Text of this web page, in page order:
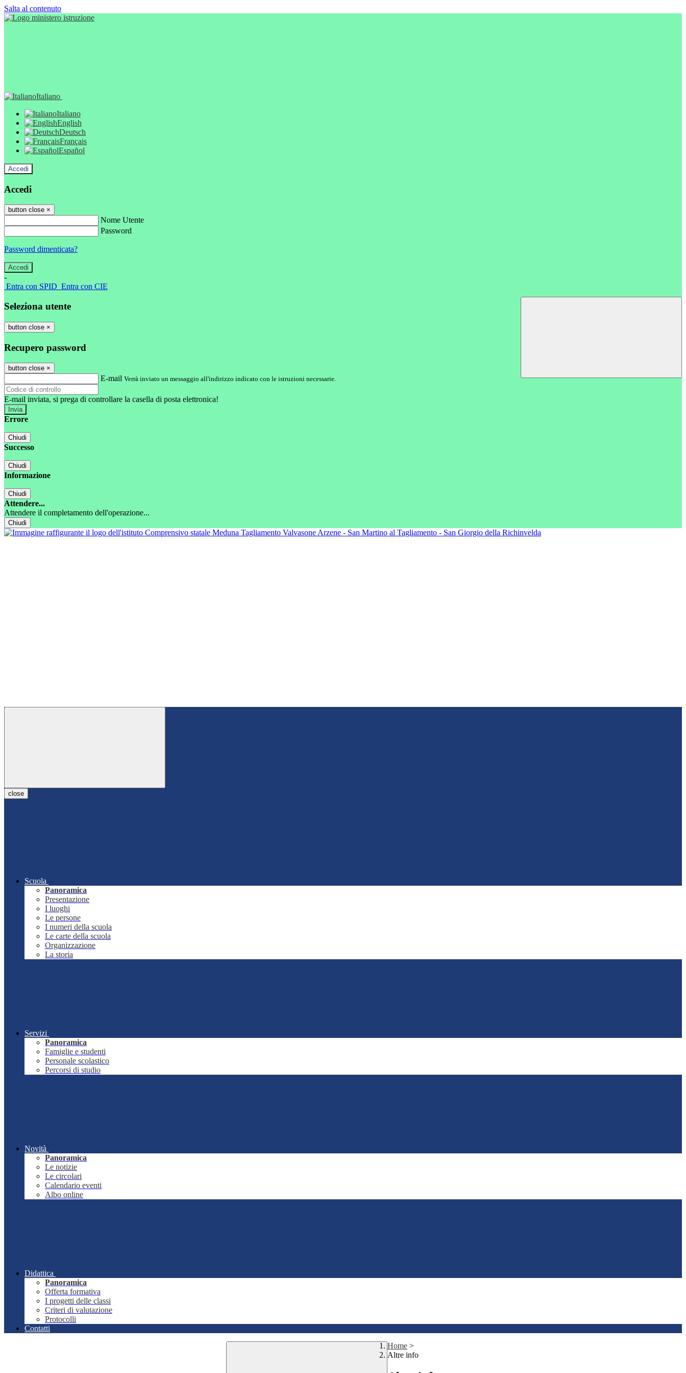
Salta al contenuto
Italiano
Italiano
English
Deutsch
Français
Español
Accedi
Accedi
button close ×
Nome Utente
Password
Password dimenticata?
-
Entra con SPID Entra con CIE
Seleziona utente
button close ×
Recupero password
button close ×
E-mail Verrà inviato un messaggio all'indirizzo indicato con le istruzioni necessarie.
E-mail inviata, si prega di controllare la casella di posta elettronica!
Errore
Chiudi
Successo
Chiudi
Informazione
Chiudi
Attendere...
Attendere il completamento dell'operazione...
Chiudi
close
Scuola
Panoramica
Presentazione
I luoghi
Le persone
I numeri della scuola
Le carte della scuola
Organizzazione
La storia
Servizi
Panoramica
Famiglie e studenti
Personale scolastico
Percorsi di studio
Novità
Panoramica
Le notizie
Le circolari
Calendario eventi
Albo online
Didattica
Panoramica
Offerta formativa
I progetti delle classi
Criteri di valutazione
Protocolli
Contatti
Home >
Altre info